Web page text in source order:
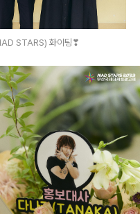
STARS) 화이팅❣